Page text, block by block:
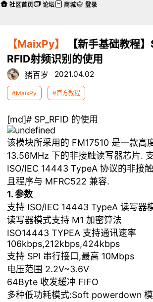
【MaixPy】
【新手基础教程
RFID射频识别的使用
猪百岁 2021.04.02
#MaixPy #官方教程
[md]# SP_RFID 的使用
该模块所采用的 FM17510 是一款高
13.56MHz 下的非接触读写器芯片.
ISO/IEC 14443 TypeA 协议的非接
且程序与 MFRC522 兼容.
1. 参数
支持 ISO/IEC 14443 TypeA 读写器
读写器模式支持 M1 加密算法
ISO14443 TYPEA 支持通讯速率
106kbps,212kbps,424kbps
支持 SPI 串行接口,最高 10Mbps
电压范围 2.2V~3.6V
64Byte 收发缓冲 FIFO
多种低功耗模式:Soft powerdown
社区首页 论坛 商城 登录